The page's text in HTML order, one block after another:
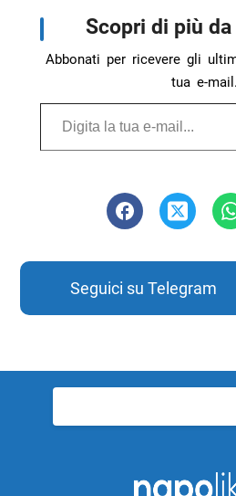
Scopri di più
Abbonati per ricevere gli
tua e-mail.
Digita la tua e-mail...
Seguici su Telegram
per: